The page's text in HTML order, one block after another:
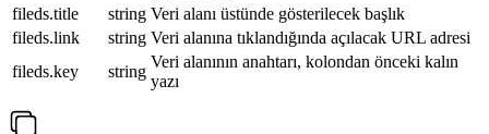
fileds.title
string Veri alanı üstünde gösterilecek başlık
fileds.link
string Veri alanına tıklandığında açılacak URL adresi
fileds.key
string
Veri alanının anahtarı, kolondan önceki kalın
yazı